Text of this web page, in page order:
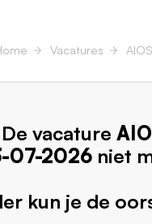
Vacatures
vacature
07-2026 niet
kun je de